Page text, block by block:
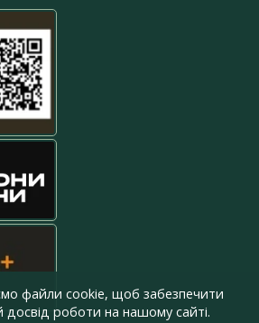
файли cookie, щоб забезпечити
роботи на нашому сайті.